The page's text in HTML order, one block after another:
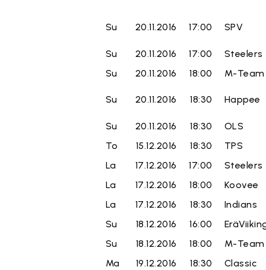
Su 20.11.2016 17:00 SPV
Su 20.11.2016 17:00
Steelers
Su
20.11.2016 18:00 M-Team
Su 20.11.2016 18:30 Happee
Su 20.11.2016 18:30
OLS
To
15.12.2016 18:30
TPS
La
17.12.2016 17:00
Steelers
La
17.12.2016 18:00
Koovee
La
17.12.2016 18:30
Indians
Su
18.12.2016 16:00
Su
18.12.2016 18:00
M-Team
Ma
19.12.2016 18:30
Classic